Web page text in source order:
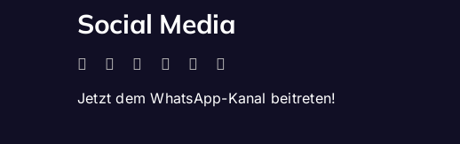
Social Media
Jetzt dem WhatsApp-Kanal beitreten!